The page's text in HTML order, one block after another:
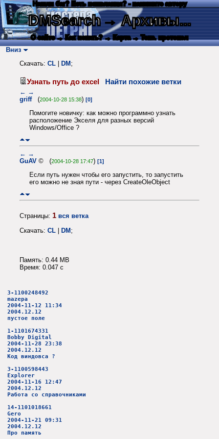
Нашли баг? Есть пожелания? - напишите автору
DMSearch→ Архивы...
О сайте → Как искать? → Карта → Текс. протокол
Вниз
Скачать: CL DM ;
Узнать путь до excel Найти похожие ветки
← →
griff(2004-10-28 15:38) [0]
Помогите новичку: как можно программно узнать
расположение Экселя для разных версий
Windows/Office ?
← →
GuAV © (2004-10-28 17:47) [1]
Если путь нужен чтобы его запустить, то запустить
его можно не зная пути - через CreateOleObject
Страницы: 1 вся ветка
Скачать: CL DM ;
Память: 0.44 MB
Время: 0.047 c
3-1100248492
mazepa
2004-11-12 11:34
2004.12.12
пустое поле
1-1101674331
Bobby Digital
2004-11-28 23:38
2004.12.12
Код виндовса ?
3-1100598443
Explorer
2004-11-16 12:47
2004.12.12
Работа со справочниками
14-1101018661
Gero
2004-11-21 09:31
2004.12.12
Про память